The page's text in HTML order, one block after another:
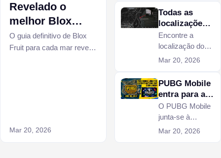
Revelado o
melhor Blox
Fruit para cada
mar
O guia definitivo de Blox
Fruit para cada mar revela
Mar 20, 2026
arruinará todo o
seu portfólio de
ativos digitais em
Honkai Star Rail.
Todas as
localizações
dos
esconderijos
do G no GTA
Online
Encontre a
localização do
esconderijo G’s
GTA Online em
Sandy Shores e
muito mais. Guia
completo com
pontos de spawn
Mar 20, 2026
PUBG Mobile
entra para a
lista de
participantes
da Esports
Nations Cup
O PUBG Mobile
junta-se à
Esports Nations
Mar 20, 2026